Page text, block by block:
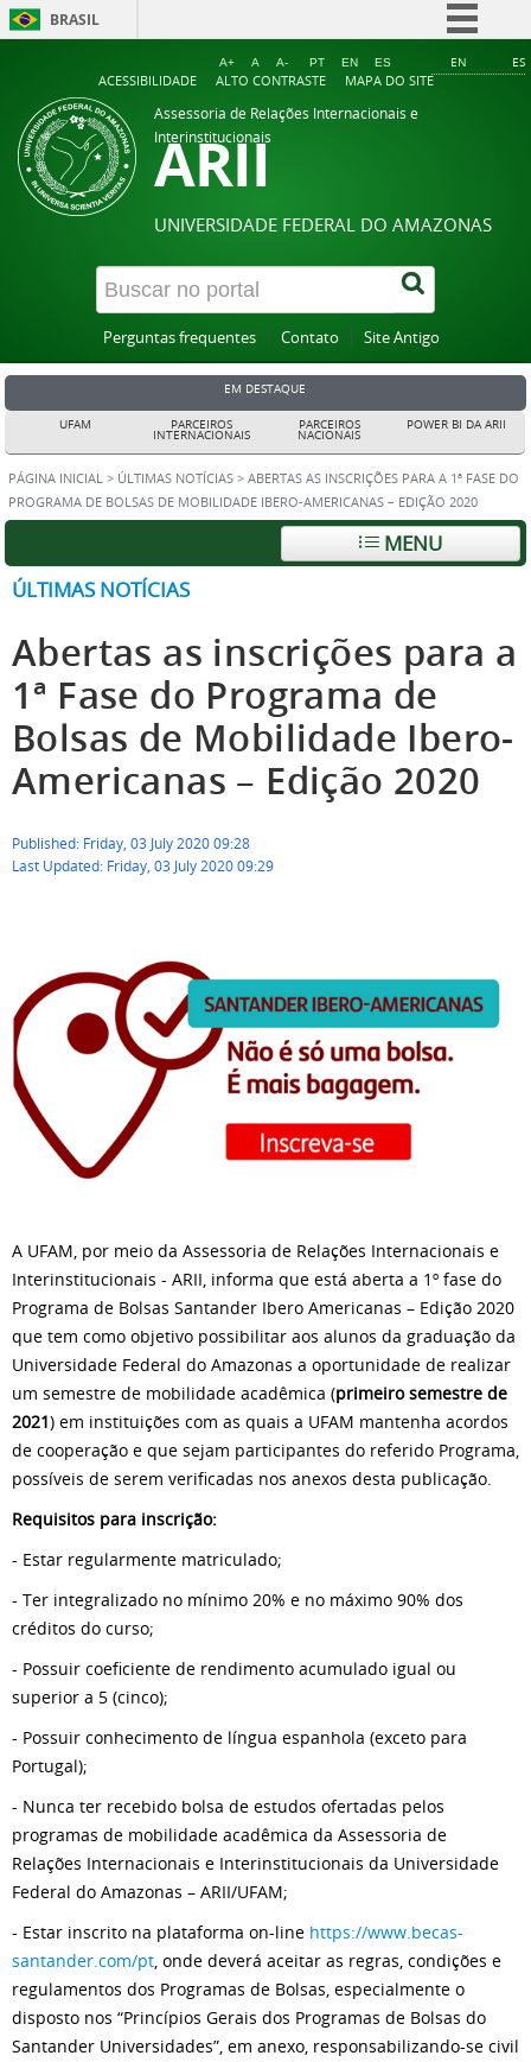
BRASIL
Simplifique!
EN ES
ACESSIBILIDADE ALTO CONTRASTE MAPA DO SITE
A+ A A- PT EN ES
Assessoria de Relações Internacionais e
Interinstitucionais
ARII
UNIVERSIDADE FEDERAL DO AMAZONAS
Perguntas frequentes Contato Site Antigo
EM DESTAQUE
UFAM PARCEIROS
INTERNACIONAIS
PARCEIROS
NACIONAIS
POWER BI DA ARII
PÁGINA INICIAL > ÚLTIMAS NOTÍCIAS > ABERTAS AS INSCRIÇÕES PARA A 1ª FASE DO
PROGRAMA DE BOLSAS DE MOBILIDADE IBERO-AMERICANAS – EDIÇÃO 2020
MENU
ÚLTIMAS NOTÍCIAS
Abertas as inscrições para a
1ª Fase do Programa de
Bolsas de Mobilidade Ibero-
Americanas – Edição 2020
Published: Friday, 03 July 2020 09:28
Last Updated: Friday, 03 July 2020 09:29
A UFAM, por meio da Assessoria de Relações Internacionais e
Interinstitucionais - ARII, informa que está aberta a 1º fase do
Programa de Bolsas Santander Ibero Americanas – Edição 2020
que tem como objetivo possibilitar aos alunos da graduação da
Universidade Federal do Amazonas a oportunidade de realizar
um semestre de mobilidade acadêmica (primeiro semestre de
2021) em instituições com as quais a UFAM mantenha acordos
de cooperação e que sejam participantes do referido Programa,
possíveis de serem verificadas nos anexos desta publicação.
Requisitos para inscrição:
- Estar regularmente matriculado;
- Ter integralizado no mínimo 20% e no máximo 90% dos
créditos do curso;
- Possuir coeficiente de rendimento acumulado igual ou
superior a 5 (cinco);
- Possuir conhecimento de língua espanhola (exceto para
Portugal);
- Nunca ter recebido bolsa de estudos ofertadas pelos
programas de mobilidade acadêmica da Assessoria de
Relações Internacionais e Interinstitucionais da Universidade
Federal do Amazonas – ARII/UFAM;
- Estar inscrito na plataforma on-line https://www.becas-
santander.com/pt, onde deverá aceitar as regras, condições e
regulamentos dos Programas de Bolsas, especialmente o
disposto nos “Princípios Gerais dos Programas de Bolsas do
Santander Universidades”, em anexo, responsabilizando-se civil